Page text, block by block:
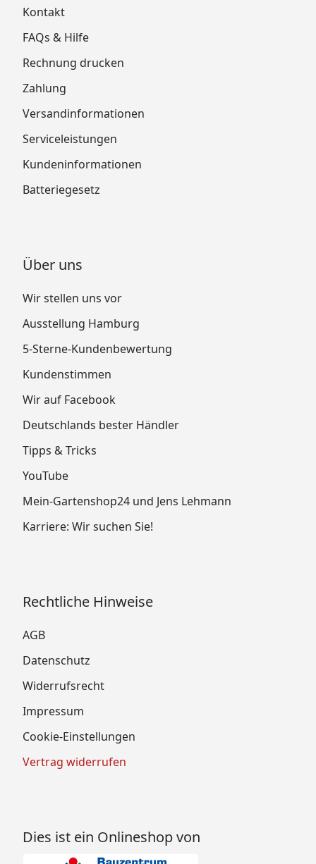
Kontakt
FAQs & Hilfe
Rechnung drucken
Zahlung
Versandinformationen
Serviceleistungen
Kundeninformationen
Batteriegesetz
Über uns
Wir stellen uns vor
Ausstellung Hamburg
5-Sterne-Kundenbewertung
Kundenstimmen
Wir auf Facebook
Deutschlands bester Händler
Tipps & Tricks
YouTube
Mein-Gartenshop24 und Jens Lehmann
Karriere: Wir suchen Sie!
Rechtliche Hinweise
AGB
Datenschutz
Widerrufsrecht
Impressum
Cookie-Einstellungen
Vertrag widerrufen
Dies ist ein Onlineshop von